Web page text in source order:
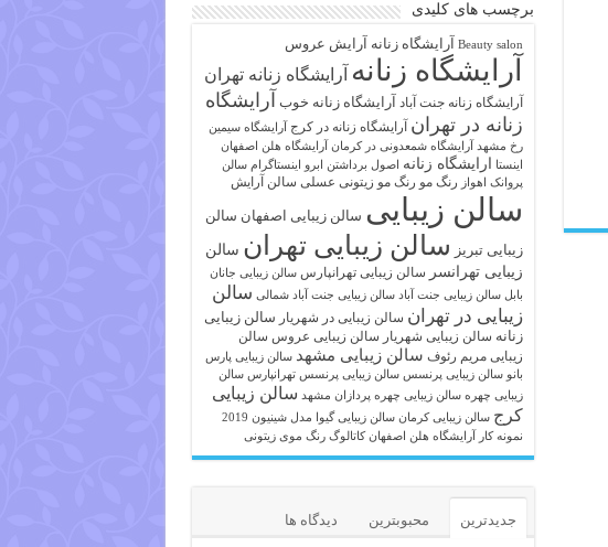
برچسب های کلیدی
Beauty salon آرايشگاه زنانه آرایش عروس
آرایشگاه زنانه آرایشگاه زنانه تهران
آرایشگاه زنانه جنت آباد آرایشگاه زنانه خوب آرایشگاه
زنانه در تهران آرایشگاه زنانه در کرج
آرایشگاه سیمین
رخ مشهد
آرایشگاه شمعدونی در کرمان آرایشگاه هلن اصفهان
اینستا ارایشگاه زنانه اصول برداشتن ابرو
اینستاگرام سالن
پروانک اهواز
رنگ مو رنگ مو زیتونی عسلی سالن آرایش
سالن زیبایی سالن زیبایی اصفهان سالن
زیبایی تبریز سالن زیبایی تهران سالن
زیبایی تهرانسر سالن زیبایی تهرانپارس سالن زیبایی جانان
بابل سالن زیبایی جنت آباد سالن زیبایی جنت آباد شمالی سالن
زیبایی در تهران سالن زیبایی در شهریار سالن زیبایی
زنانه سالن زیبایی شهریار سالن زیبایی عروس سالن
زیبایی مریم رئوف سالن زیبایی مشهد سالن زیبایی پارس
بانو سالن زیبایی پرنسس سالن زیبایی پرنسس تهرانپارس سالن
زیبایی چهره سالن زیبایی چهره پردازان مشهد سالن زیبایی
کرج سالن زیبایی کرمان سالن زیبایی گیوا
مدل شینیون 2019
نمونه کار آرایشگاه هلن اصفهان کاتالوگ رنگ موی زیتونی
جدیدترین محبوبترین دیدگاه ها